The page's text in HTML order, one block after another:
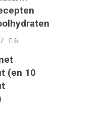
6
(en 10